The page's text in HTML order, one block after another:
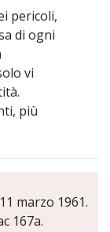
pericoli,
di ogni
vi
più
marzo 1961.
167a.